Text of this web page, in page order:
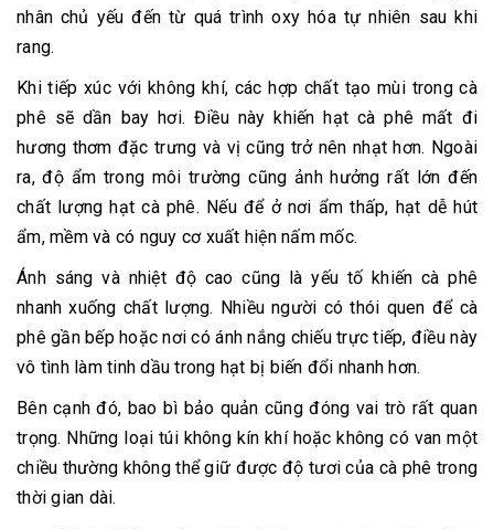
nhân chủ yếu đến từ quá trình oxy hóa tự nhiên sau khi
rang.
Khi tiếp xúc với không khí, các hợp chất tạo mùi trong cà
phê sẽ dần bay hơi. Điều này khiến hạt cà phê mất đi
hương thơm đặc trưng và vị cũng trở nên nhạt hơn. Ngoài
ra, độ ẩm trong môi trường cũng ảnh hưởng rất lớn đến
chất lượng hạt cà phê. Nếu để ở nơi ẩm thấp, hạt dễ hút
ẩm, mềm và có nguy cơ xuất hiện nấm mốc.
Ánh sáng và nhiệt độ cao cũng là yếu tố khiến cà phê
nhanh xuống chất lượng. Nhiều người có thói quen để cà
phê gần bếp hoặc nơi có ánh nắng chiếu trực tiếp, điều này
vô tình làm tinh dầu trong hạt bị biến đổi nhanh hơn.
Bên cạnh đó, bao bì bảo quản cũng đóng vai trò rất quan
trọng. Những loại túi không kín khí hoặc không có van một
chiều thường không thể giữ được độ tươi của cà phê trong
thời gian dài.